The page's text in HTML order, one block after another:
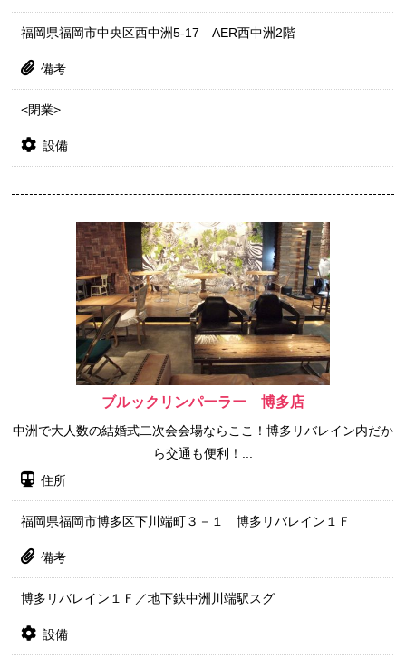
福岡県福岡市中央区西中洲5-17 AER西中洲2階
備考
<閉業>
設備
ブルックリンパーラー 博多店
中洲で大人数の結婚式二次会会場ならここ！博多リバレイン内だか
ら交通も便利！...
住所
福岡県福岡市博多区下川端町３－１ 博多リバレイン１Ｆ
備考
博多リバレイン１Ｆ／地下鉄中洲川端駅スグ
設備